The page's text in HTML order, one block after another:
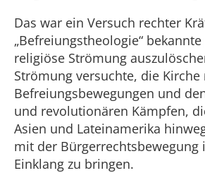
Das war ein Versuch rechter
„Befreiungstheologie“
religiöse Strömung
Strömung versuchte, die
Befreiungsbewegungen und
und revolutionären Kämpfen,
Asien und Lateinamerika
mit der Bürgerrechtsbewegung
Einklang zu bringen.